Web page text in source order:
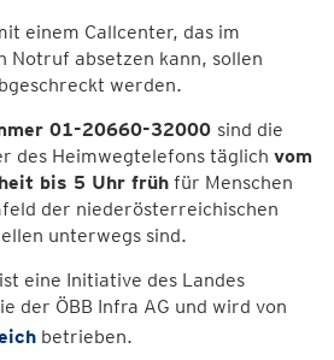
einem Callcenter, das im
Notruf absetzen kann, sollen
werden.
01-20660-32000 sind die
des Heimwegtelefons täglich vom
bis 5 Uhr früh für Menschen
der niederösterreichischen
unterwegs sind.
eine Initiative des Landes
der ÖBB Infra AG und wird von
betrieben.